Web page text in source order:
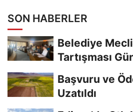
SON HABERLER
Belediye
Tartışması
Başvuru ve
Uzatıldı